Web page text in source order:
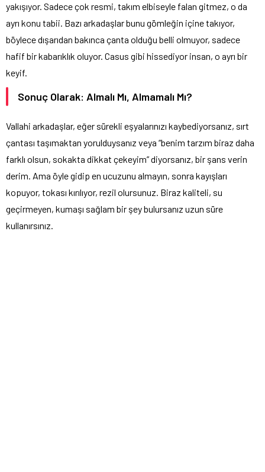
yakışıyor. Sadece çok resmi, takım elbiseyle falan gitmez, o da
ayrı konu tabii. Bazı arkadaşlar bunu gömleğin içine takıyor,
böylece dışarıdan bakınca çanta olduğu belli olmuyor, sadece
hafif bir kabarıklık oluyor. Casus gibi hissediyor insan, o ayrı bir
keyif.
Sonuç Olarak: Almalı Mı, Almamalı Mı?
Vallahi arkadaşlar, eğer sürekli eşyalarınızı kaybediyorsanız, sırt
çantası taşımaktan yorulduysanız veya “benim tarzım biraz daha
farklı olsun, sokakta dikkat çekeyim” diyorsanız, bir şans verin
derim. Ama öyle gidip en ucuzunu almayın, sonra kayışları
kopuyor, tokası kırılıyor, rezil olursunuz. Biraz kaliteli, su
geçirmeyen, kumaşı sağlam bir şey bulursanız uzun süre
kullanırsınız.